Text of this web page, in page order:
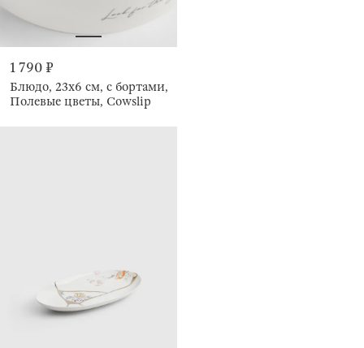
1 790 ₽
Блюдо, 23х6 см, с бортами,
Полевые цветы, Cowslip